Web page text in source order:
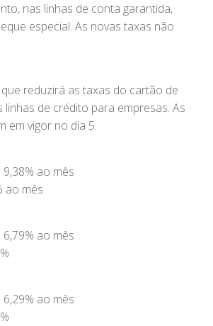
nas linhas de conta garantida,
especial. As novas taxas não
reduzirá as taxas do cartão de
de crédito para empresas. As
em vigor no dia 5.
ao mês
ao mês
ao mês
ao mês